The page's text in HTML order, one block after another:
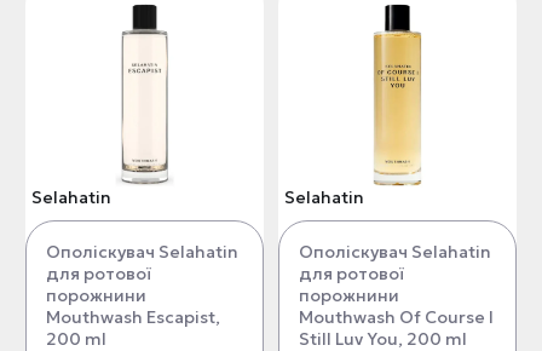
Selahatin
Ополіскувач Selahatin
для ротової
порожнини
Mouthwash Escapist,
200 ml
Selahatin
Ополіскувач Selahatin
для ротової
порожнини
Mouthwash Of Course I
Still Luv You, 200 ml